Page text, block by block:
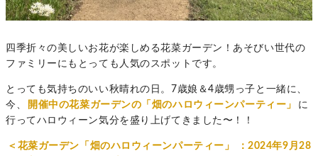
四季折々の美しいお花が楽しめる花菜ガーデン！あそびい世代の
ファミリーにもとっても人気のスポットです。
とっても気持ちのいい秋晴れの日。7歳娘＆4歳甥っ子と一緒に、
今、
開催中の花菜ガーデンの「畑のハロウィーンパーティー」
に
行ってハロウィーン気分を盛り上げてきました〜！！
＜花菜ガーデン「畑のハロウィーンパーティー」
：2024年9月28